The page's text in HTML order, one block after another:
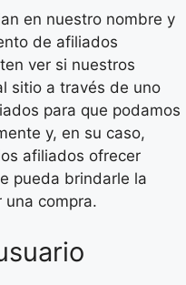
en nuestro nombre y
de afiliados
ver si nuestros
sitio a través de uno
para que podamos
y, en su caso,
afiliados ofrecer
pueda brindarle la
compra.